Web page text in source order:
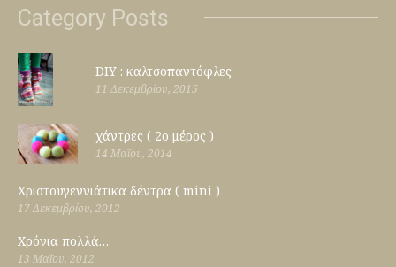
Category Posts
DIY : καλτσοπαντόφλες
11 Δεκεμβρίου, 2015
χάντρες ( 2ο μέρος )
14 Μαΐου, 2014
Χριστουγεννιάτικα δέντρα ( mini )
17 Δεκεμβρίου, 2012
Χρόνια πολλά…
13 Μαΐου, 2012